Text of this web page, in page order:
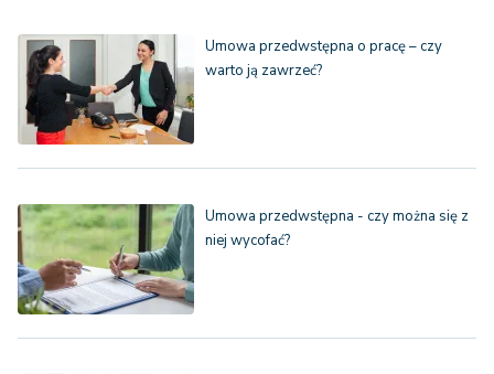
Umowa przedwstępna o pracę – czy
warto ją zawrzeć?
Umowa przedwstępna - czy można się z
niej wycofać?